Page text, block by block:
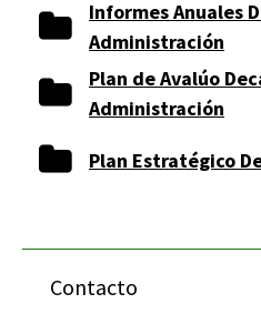
Informes Anuales
Administración
Plan de Avalúo
Administración
Plan Estratégico
Contacto